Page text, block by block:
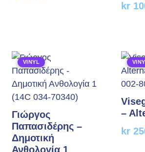
kr
VINYL
Γιώργος
Παπασιδέρης –
Δημοτική
Ανθολογία 1
–
kr